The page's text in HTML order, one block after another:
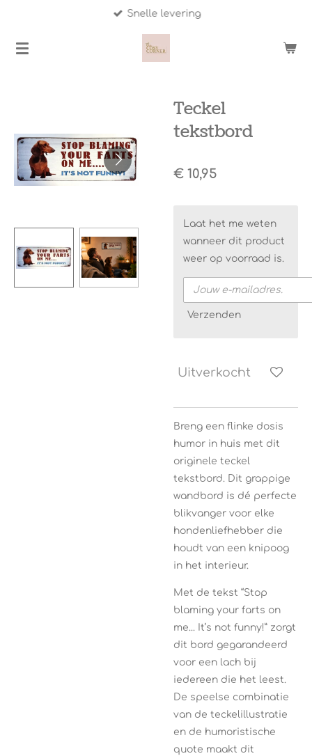
naar
Snelle levering
Teckel
tekstbord
€ 10,95
Laat het me weten
wanneer dit product
weer op voorraad is.
Verzenden
Uitverkocht
Breng een flinke dosis
humor in huis met dit
originele teckel
tekstbord. Dit grappige
wandbord is dé perfecte
blikvanger voor elke
hondenliefhebber die
houdt van een knipoog
in het interieur.
Met de tekst “Stop
blaming your farts on
me... It’s not funny!” zorgt
dit bord gegarandeerd
voor een lach bij
iedereen die het leest.
De speelse combinatie
van de teckelillustratie
en de humoristische
quote maakt dit